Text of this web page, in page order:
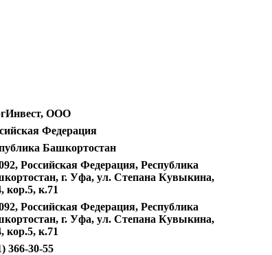
ООО
Федерация
Башкортостан
Российская Федерация, Республика
г. Уфа, ул. Степана Кувыкина,
кор.5, к.71
Российская Федерация, Республика
г. Уфа, ул. Степана Кувыкина,
кор.5, к.71
366-30-55